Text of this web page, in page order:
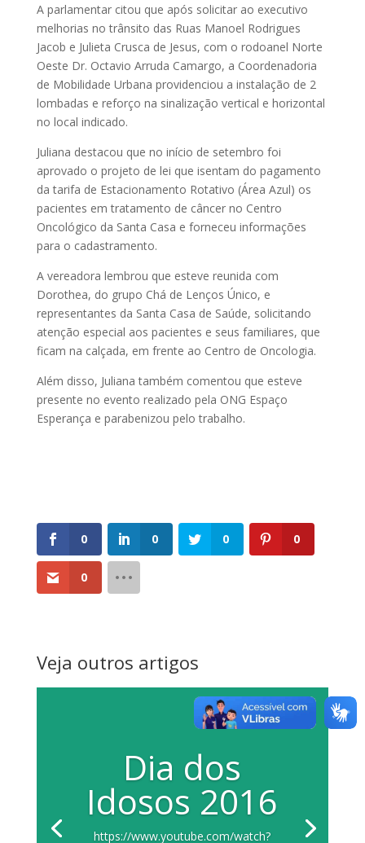
A parlamentar citou que após solicitar ao executivo
melhorias no trânsito das Ruas Manoel Rodrigues
Jacob e Julieta Crusca de Jesus, com o rodoanel Norte
Oeste Dr. Octavio Arruda Camargo, a Coordenadoria
de Mobilidade Urbana providenciou a instalação de 2
lombadas e reforço na sinalização vertical e horizontal
no local indicado.
Juliana destacou que no início de setembro foi
aprovado o projeto de lei que isentam do pagamento
da tarifa de Estacionamento Rotativo (Área Azul) os
pacientes em tratamento de câncer no Centro
Oncológico da Santa Casa e forneceu informações
para o cadastramento.
A vereadora lembrou que esteve reunida com
Dorothea, do grupo Chá de Lenços Único, e
representantes da Santa Casa de Saúde, solicitando
atenção especial aos pacientes e seus familiares, que
ficam na calçada, em frente ao Centro de Oncologia.
Além disso, Juliana também comentou que esteve
presente no evento realizado pela ONG Espaço
Esperança e parabenizou pelo trabalho.
0 0 0 0
0
Veja outros artigos
Dia dos
Idosos 2016
https://www.youtube.com/watch?